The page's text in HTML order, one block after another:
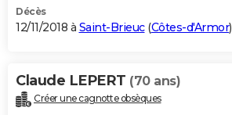
Décès
12/11/2018 à Saint-Brieuc(Côtes-d'Armor)
Claude LEPERT (70 ans)
Créer une cagnotte obsèques